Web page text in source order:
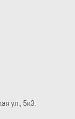
ул., 5к3.